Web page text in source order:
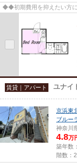
◆◆初期費用を抑えたい方
賃貸｜アパート ユナイ
京浜東
ブルー
神奈川
4.8万
築年数
階数：